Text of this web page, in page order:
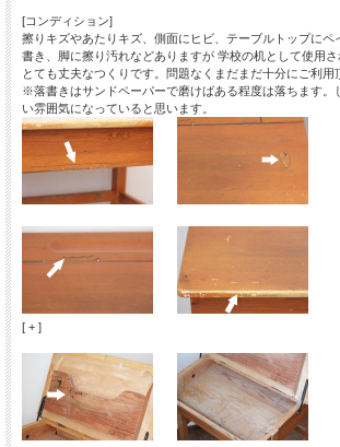
[コンディション]
擦りキズやあたりキズ、側面にヒビ、テーブルトップにペ
書き、脚に擦り汚れなどありますが 学校の机として使用さ
とても丈夫なつくりです。問題なくまだまだ十分にご利用
※落書きはサンドペーパーで磨けばある程度は落ちます。
い雰囲気になっていると思います。
[ + ]